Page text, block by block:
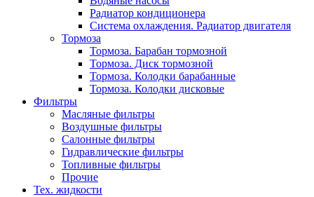
Радиатор кондиционера
Система охлаждения. Радиатор двигателя
Тормоза
Тормоза. Барабан тормозной
Тормоза. Диск тормозной
Тормоза. Колодки барабанные
Тормоза. Колодки дисковые
Фильтры
Масляные фильтры
Воздушные фильтры
Салонные фильтры
Гидравлические фильтры
Топливные фильтры
Прочие
Тех. жидкости